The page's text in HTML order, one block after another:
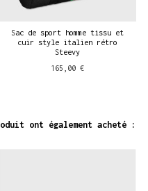
Sac de sport homme tissu et
cuir style italien rétro
Steevy
165,00 €
ont également acheté :